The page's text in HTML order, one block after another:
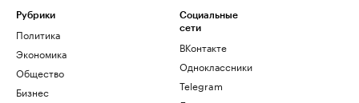
Рубрики
Политика
Экономика
Общество
Бизнес
Социальные
сети
ВКонтакте
Одноклассники
Telegram